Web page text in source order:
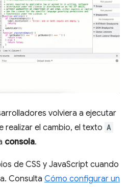
volviera a ejecutar
el cambio, el texto A
consola.
de CSS y JavaScript cuando
Consulta Cómo configurar un